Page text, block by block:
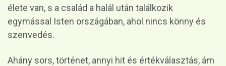
élete van, s a család a halál után találkozik
egymással Isten országában, ahol nincs könny és
szenvedés.
Ahány sors, történet, annyi hit és értékválasztás, ám